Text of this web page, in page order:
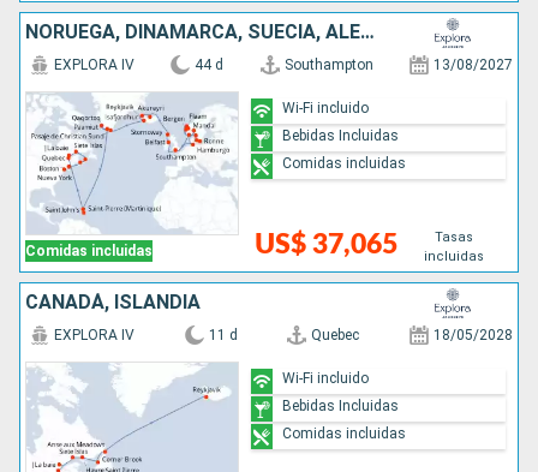
NORUEGA, DINAMARCA, SUECIA, ALEMANIA, IRLANDA, REINO UNIDO, ISLANDIA, GROENLANDIA, ANTIGUA Y BARBUDA, CANADÁ, ESTADOS UNIDOS
Comidas incluidas
EXPLORA IV 44 d Southampton 13/08/2027
US$ 37,065
Tasas
incluidas
Wi-Fi incluido
Bebidas Incluidas
Comidas incluidas
CANADÁ, ISLANDIA
EXPLORA IV 11 d Quebec 18/05/2028
Wi-Fi incluido
Bebidas Incluidas
Comidas incluidas